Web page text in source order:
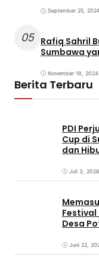
September 25,
05 Rafiq Sahril
Sumbawa
November 18, 2024
Berita Terbaru
PDI
Cup di
dan
Juli 3, 2026
Festival
Desa
Juni 22,